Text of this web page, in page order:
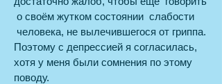
о своём жутком состоянии слабости
человека, не вылечившегося от гриппа.
Поэтому с депрессией я согласилась,
хотя у меня были сомнения по этому
поводу.